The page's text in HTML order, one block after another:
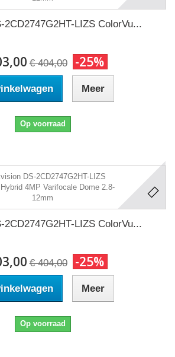
2CD2747G2HT-LIZS ColorVu...
€ 404,00 -25%
Meer
Op voorraad
2CD2747G2HT-LIZS ColorVu...
€ 404,00 -25%
Meer
Op voorraad